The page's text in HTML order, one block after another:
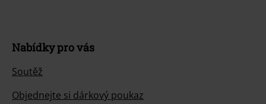
Nabídky pro vás
Soutěž
Objednejte si dárkový poukaz